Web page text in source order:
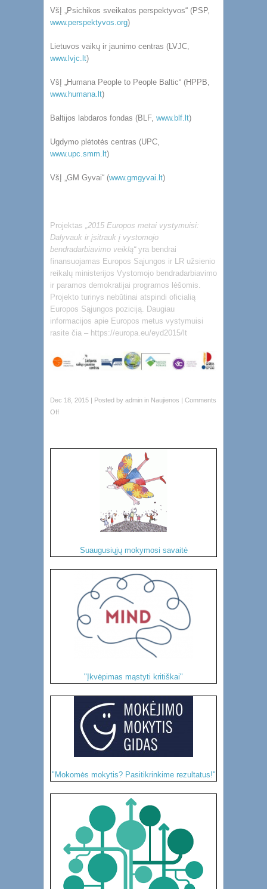
VšĮ „Psichikos sveikatos perspektyvos“ (PSP,
www.perspektyvos.org)
Lietuvos vaikų ir jaunimo centras (LVJC,
www.lvjc.lt)
VšĮ „Humana People to People Baltic“ (HPPB,
www.humana.lt)
Baltijos labdaros fondas (BLF, www.blf.lt)
Ugdymo plėtotės centras (UPC,
www.upc.smm.lt)
VšĮ „GM Gyvai“ (www.gmgyvai.lt)
Projektas „2015 Europos metai vystymuisi:
Dalyvauk ir įsitrauk į vystomojo
bendradarbiavimo veiklą“yra bendrai
finansuojamas Europos Sąjungos ir LR užsienio
reikalų ministerijos Vystomojo bendradarbiavimo
ir paramos demokratijai programos lėšomis.
Projekto turinys nebūtinai atspindi oficialią
Europos Sąjungos poziciją. Daugiau
informacijos apie Europos metus vystymuisi
rasite čia – https://europa.eu/eyd2015/lt
Dec 18, 2015 | Posted by admin in Naujienos | Comments
Off
Suaugusiųjų mokymosi savaitė
"Įkvėpimas mąstyti kritiškai"
"Mokomės mokytis? Pasitikrinkime rezultatus!"